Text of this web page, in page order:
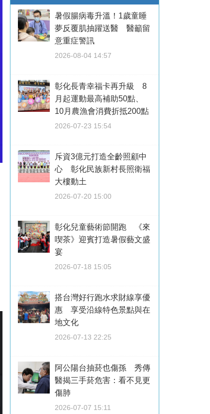
暑假腸病毒升溫！1歲童睡
夢反覆肌抽躍送醫 醫籲留
意重症警訊
2026-08-04 14:57
彰化長青幸福卡再升級 8
月起運動最高補助50點、
10月農漁會消費折抵200點
2026-07-23 15:54
斥資3億元打造全齡照顧中
心 彰化民族新村長照衛福
大樓動土
2026-07-20 15:00
彰化兒童藝術節開跑 《來
喫茶》迎賓打造暑假藝文盛
宴
2026-07-18 15:05
搭台灣好行跑水求財線享優
惠 享受沿線特色景點與在
地文化
2026-07-13 22:25
阿公陽台抽菸也傷孫 秀傳
醫揭三手菸危害：看不見更
傷肺
2026-07-07 15:11